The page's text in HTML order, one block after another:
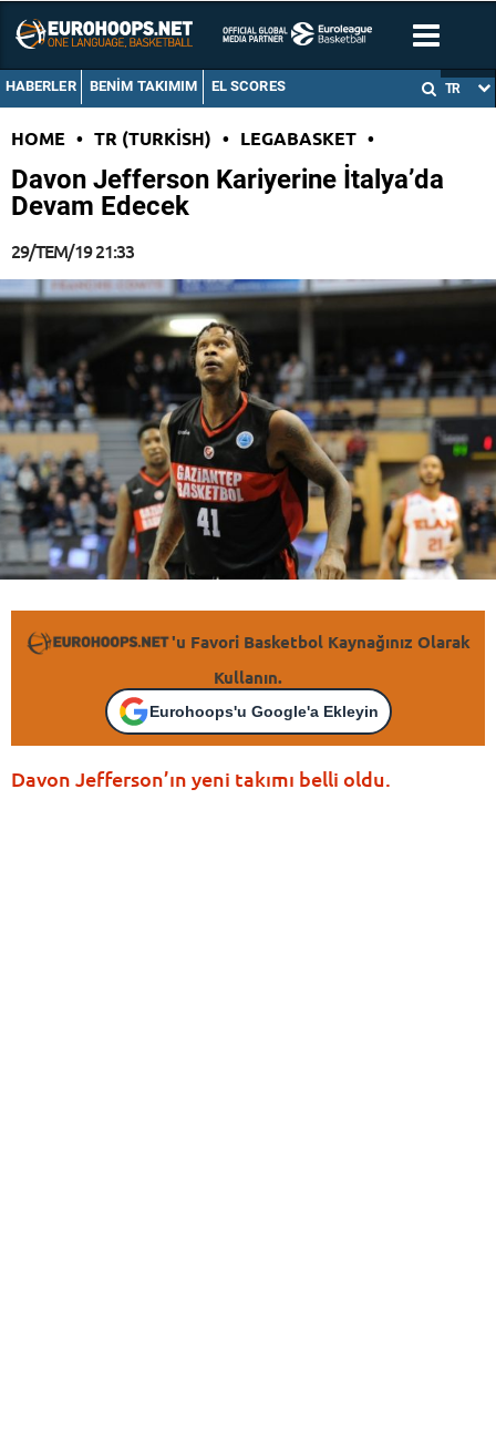
HABERLER BENIM TAKIMIM EL SCORES TR
HOME • TR (TURKISH) • LEGABASKET •
Davon Jefferson Kariyerine İtalya’da
Devam Edecek
29/TEM/19 21:33
'u Favori Basketbol Kaynağınız Olarak
Kullanın.
Eurohoops'u Google'a Ekleyin
Davon Jefferson’ın yeni takımı belli oldu.